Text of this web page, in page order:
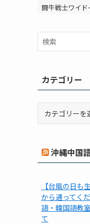
闘牛戦士ワイド
カテゴリー
ー
沖縄中国
【台風の日も
から通ってく
語・韓国語教
て